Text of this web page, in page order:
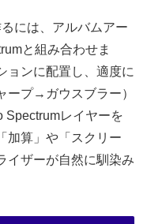
には、アルバムアー
と組み合わせま
ョンに配置し、適度に
ープ→ガウスブラー）
Spectrumレイヤーを
加算」や「スクリー
イザーが自然に馴染み